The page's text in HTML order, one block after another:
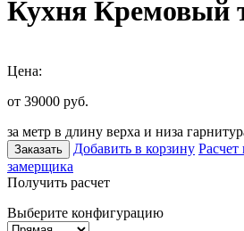
Кухня Кремовый
Цена:
от 39000 руб.
за метр в длину верха и низа
Заказать Добавить в корзину
замерщика
Получить расчет
Выберите конфигурацию